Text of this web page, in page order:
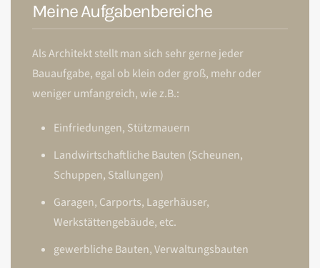
Meine Aufgabenbereiche
Als Architekt stellt man sich sehr gerne jeder
Bauaufgabe, egal ob klein oder groß, mehr oder
weniger umfangreich, wie z.B.:
Einfriedungen, Stützmauern
Landwirtschaftliche Bauten (Scheunen,
Schuppen, Stallungen)
Garagen, Carports, Lagerhäuser,
Werkstättengebäude, etc.
gewerbliche Bauten, Verwaltungsbauten